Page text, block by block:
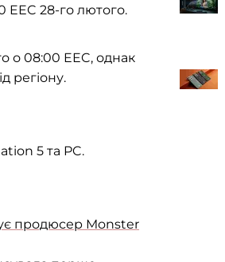
EEC 28-го лютого.
о 08:00 EEC, однак
регіону.
5 та PC.
продюсер Monster